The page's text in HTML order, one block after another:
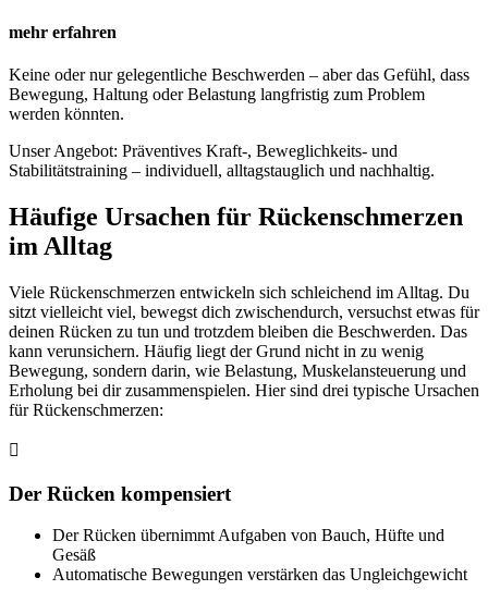
mehr erfahren
Keine oder nur gelegentliche Beschwerden – aber das Gefühl, dass
Bewegung, Haltung oder Belastung langfristig zum Problem
werden könnten.
Unser Angebot: Präventives Kraft-, Beweglichkeits- und
Stabilitätstraining – individuell, alltagstauglich und nachhaltig.
Häufige Ursachen für Rückenschmerzen
im Alltag
Viele Rückenschmerzen entwickeln sich schleichend im Alltag. Du
sitzt vielleicht viel, bewegst dich zwischendurch, versuchst etwas für
deinen Rücken zu tun und trotzdem bleiben die Beschwerden. Das
kann verunsichern. Häufig liegt der Grund nicht in zu wenig
Bewegung, sondern darin, wie Belastung, Muskelansteuerung und
Erholung bei dir zusammenspielen. Hier sind drei typische Ursachen
für Rückenschmerzen:

Der Rücken kompensiert
Der Rücken übernimmt Aufgaben von Bauch, Hüfte und
Gesäß
Automatische Bewegungen verstärken das Ungleichgewicht